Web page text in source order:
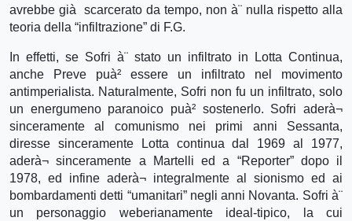
avrebbe già scarcerato da tempo, non à¨ nulla rispetto alla
teoria della “infiltrazione” di F.G.
In effetti, se Sofri à¨ stato un infiltrato in Lotta Continua,
anche Preve puà² essere un infiltrato nel movimento
antimperialista. Naturalmente, Sofri non fu un infiltrato, solo
un energumeno paranoico puà² sostenerlo. Sofri aderà¬
sinceramente al comunismo nei primi anni Sessanta,
diresse sinceramente Lotta continua dal 1969 al 1977,
aderà¬ sinceramente a Martelli ed a “Reporter” dopo il
1978, ed infine aderà¬ integralmente al sionismo ed ai
bombardamenti detti “umanitari” negli anni Novanta. Sofri à¨
un personaggio weberianamente ideal-tipico, la cui